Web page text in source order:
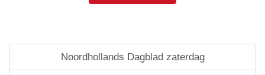
Noordhollands Dagblad zaterdag